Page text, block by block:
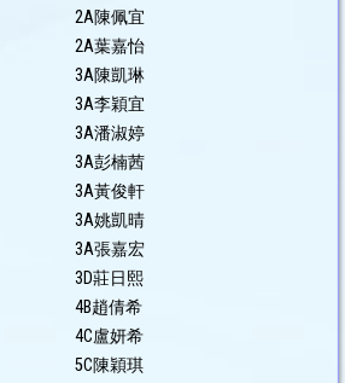
2A陳佩宜
2A葉嘉怡
3A陳凱琳
3A李穎宜
3A潘淑婷
3A彭楠茜
3A黃俊軒
3A姚凱晴
3A張嘉宏
3D莊日熙
4B趙倩希
4C盧妍希
5C陳穎琪